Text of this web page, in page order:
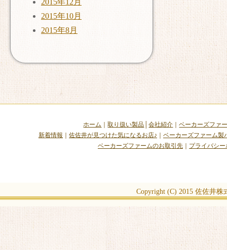
2015年12月
2015年10月
2015年8月
ホーム ｜取り扱い製品 │会社紹介 ｜ベーカーズファ
新着情報
佐佐井が見つけた気になるお店♪
ベーカーズファーム製
ベーカーズファームのお取引先
プライバシ
Copyright (C) 2015佐佐井株